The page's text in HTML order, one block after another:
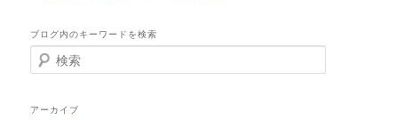
ブログ内のキーワードを検索
検
索
アーカイブ